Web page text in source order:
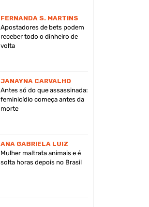
FERNANDA S. MARTINS
Apostadores de bets podem
receber todo o dinheiro de
volta
JANAYNA CARVALHO
Antes só do que assassinada:
feminicídio começa antes da
morte
ANA GABRIELA LUIZ
Mulher maltrata animais e é
solta horas depois no Brasil